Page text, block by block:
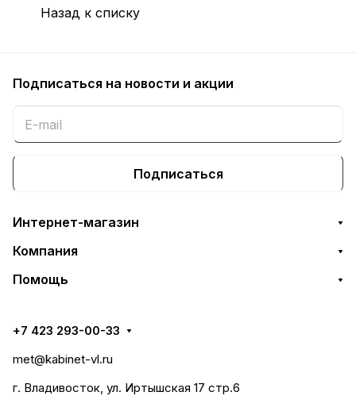
Назад к списку
Подписаться на новости и акции
Подписаться
Интернет-магазин
Компания
Помощь
+7 423 293-00-33
met@kabinet-vl.ru
г. Владивосток, ул. Иртышская 17 стр.6